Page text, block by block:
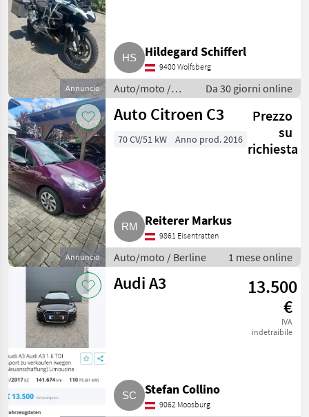
Annuncio
Hildegard Schifferl
9400 Wolfsberg
Auto/moto /
Berline
Da 30 giorni online
Annuncio
Auto Citroen C3
Prezzo
su
richiesta
70 CV/51 kW Anno prod. 2016
Reiterer Markus
9861 Eisentratten
Auto/moto / Berline 1 mese online
Audi A3
13.500
€
IVA
indetraibile
Stefan Collino
9062 Moosburg